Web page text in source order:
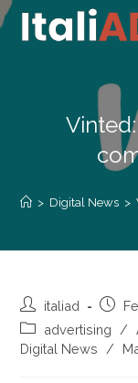
> Digital News >
italiad
advertising
/
Digital News
/